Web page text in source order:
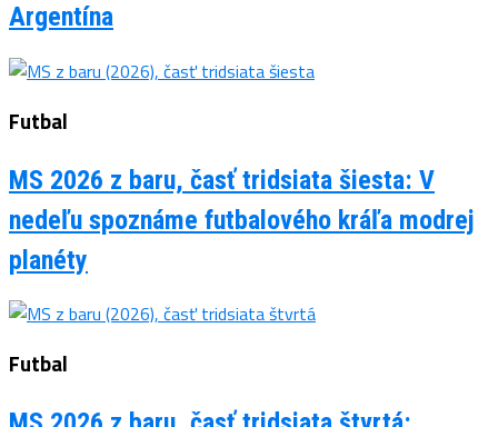
Argentína
Futbal
MS 2026 z baru, časť tridsiata šiesta: V
nedeľu spoznáme futbalového kráľa modrej
planéty
Futbal